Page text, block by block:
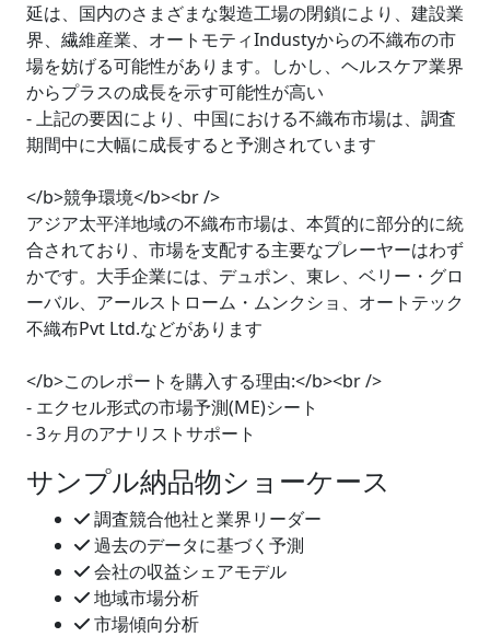
延は、国内のさまざまな製造工場の閉鎖により、建設業
界、繊維産業、オートモティIndustyからの不織布の市
場を妨げる可能性があります。しかし、ヘルスケア業界
からプラスの成長を示す可能性が高い
- 上記の要因により、中国における不織布市場は、調査
期間中に大幅に成長すると予測されています
</b>競争環境</b><br />
アジア太平洋地域の不織布市場は、本質的に部分的に統
合されており、市場を支配する主要なプレーヤーはわず
かです。大手企業には、デュポン、東レ、ベリー・グロ
ーバル、アールストローム・ムンクショ、オートテック
不織布Pvt Ltd.などがあります
</b>このレポートを購入する理由:</b><br />
- エクセル形式の市場予測(ME)シート
- 3ヶ月のアナリストサポート
サンプル納品物ショーケース
調査競合他社と業界リーダー
過去のデータに基づく予測
会社の収益シェアモデル
地域市場分析
市場傾向分析